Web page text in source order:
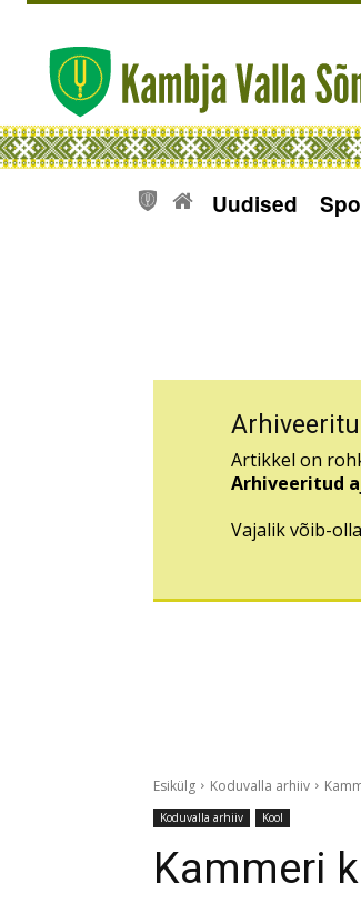
Uudised
Artikkel on
Arhiveeritud
Vajalik võib-
Esikülg Koduvalla arhiiv
Koduvalla arhiiv Kool
Kammeri